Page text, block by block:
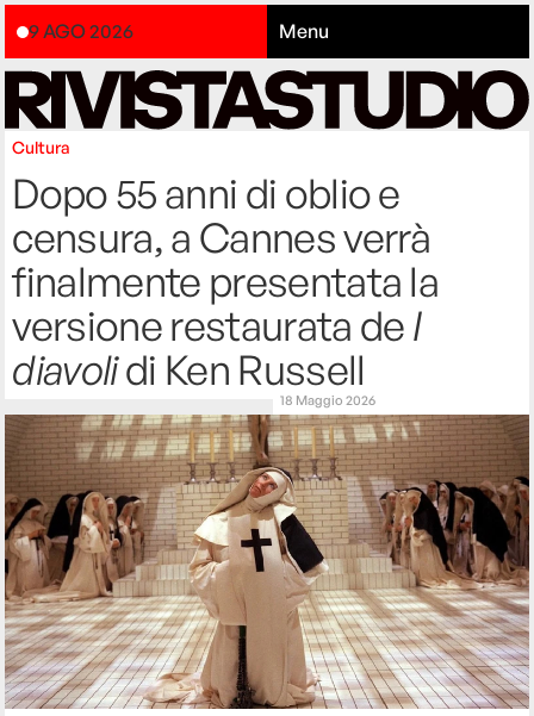
9 AGO 2026 Menu
Cultura
Dopo 55 anni di oblio e
censura, a Cannes verrà
finalmente presentata la
versione restaurata deI
diavolidi Ken Russell
18 Maggio 2026